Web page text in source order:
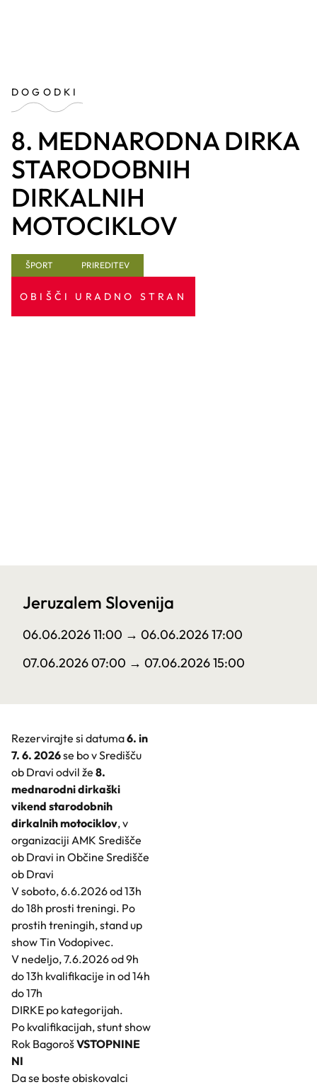
DOGODKI
8. MEDNARODNA DIRKA
STARODOBNIH
DIRKALNIH
MOTOCIKLOV
ŠPORT PRIREDITEV
OBIŠČI URADNO STRAN
Jeruzalem Slovenija
06.06.2026 11:00 → 06.06.2026 17:00
07.06.2026 07:00 → 07.06.2026 15:00
Rezervirajte si datuma6. in
7. 6. 2026se bo v Središču
ob Dravi odvil že 8.
mednarodni dirkaški
vikend starodobnih
dirkalnih motociklov, v
organizaciji AMK Središče
ob Dravi in Občine Središče
ob Dravi
V soboto, 6.6.2026 od 13h
do 18h prosti treningi. Po
prostih treningih, stand up
show Tin Vodopivec.
V nedeljo, 7.6.2026 od 9h
do 13h kvalifikacije in od 14h
do 17h
DIRKE po kategorijah.
Po kvalifikacijah, stunt show
Rok BagorošVSTOPNINE
NI
Da se boste obiskovalci